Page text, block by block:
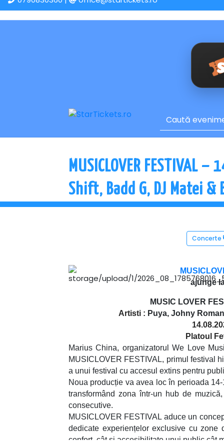
MUSICLOVER FESTIVAL
Shift, Badd G, DJ Matei &
Concerte
ajunge
MUSIC LOVER
Artisti : Puya, Johny
Platoul
Marius China, organizatorul We Love
MUSICLOVER FESTIVAL, primul festival
a unui festival cu accesul extins pentru
Noua producție va avea loc în perioada
transformând zona într-un hub de
consecutive.
MUSICLOVER FESTIVAL aduce un
dedicate experiențelor exclusive cu zone
confort, cât și accesibilitate unui public cât